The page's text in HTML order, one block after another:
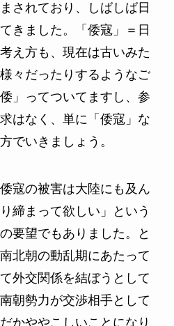
されており、しばしば日
きました。「倭寇」＝日
え方も、現在は古いみた
々だったりするようなご
」ってついてますし、参
はなく、単に「倭寇」な
でいきましょう。
寇の被害は大陸にも及ん
締まって欲しい」という
要望でもありました。と
北朝の動乱期にあたって
外交関係を結ぼうとして
朝勢力が交渉相手として
かややこしいことになり